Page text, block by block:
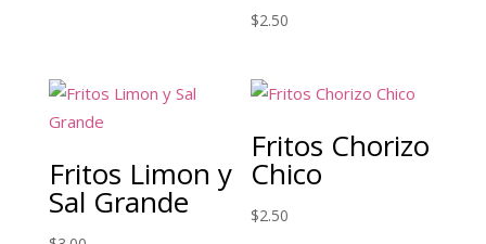
$2.50
Fritos Limon y
Sal Grande
Fritos Chorizo
Chico
$2.50